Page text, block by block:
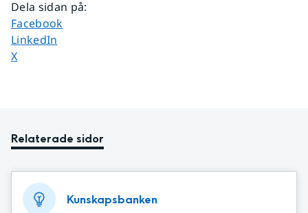
Dela sidan på:
Dela sidan på
Facebook
Dela sidan på
LinkedIn
Dela sidan på
X
Relaterade sidor
Kunskapsbanken